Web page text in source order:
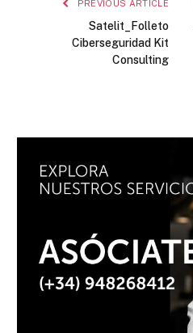
PREVIOUS ARTICLE
Satelit_Folleto
Ciberseguridad Kit
Consulting